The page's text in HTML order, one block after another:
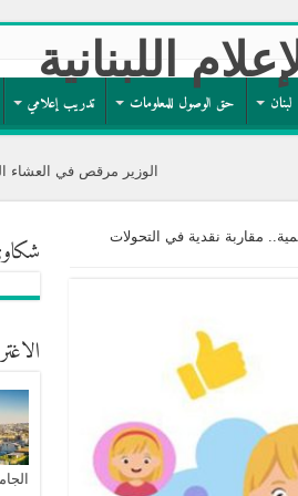
لبنان حق الوصول للمعلومات تدريب إعلامي
الوزير مرقص في العشاء السنوي لجمعية مار
مقاربة نقدية في التحولات